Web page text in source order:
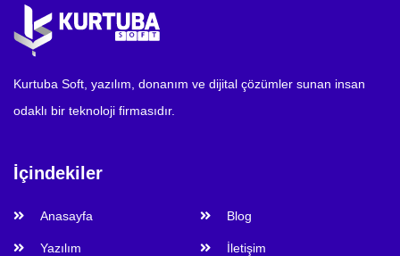
Kurtuba Soft, yazılım, donanım ve dijital çözümler sunan insan
odaklı bir teknoloji firmasıdır.
İçindekiler
Anasayfa
Yazılım
Blog
İletişim